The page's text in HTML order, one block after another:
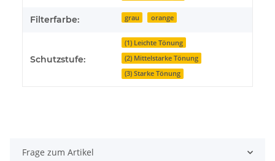
Filterfarbe: grau orange
Schutzstufe:
(1) Leichte Tönung
(2) Mittelstarke Tönung
(3) Starke Tönung
Frage zum Artikel